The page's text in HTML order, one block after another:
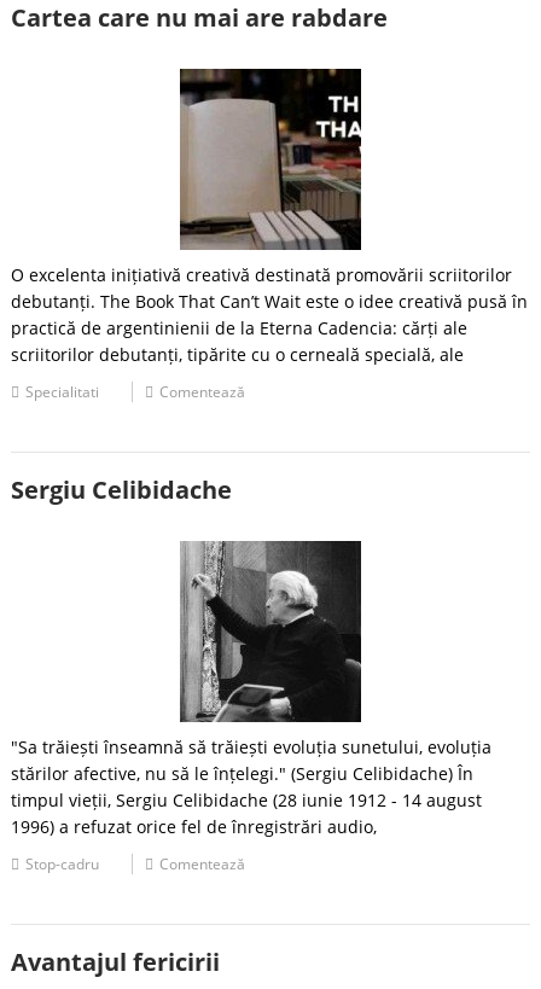
Cartea care nu mai are rabdare
O excelenta inițiativă creativă destinată promovării scriitorilor
debutanți. The Book That Can’t Wait este o idee creativă pusă în
practică de argentinienii de la Eterna Cadencia: cărți ale
scriitorilor debutanți, tipărite cu o cerneală specială, ale
Specialitati Comentează
Sergiu Celibidache
"Sa trăiești înseamnă să trăiești evoluția sunetului, evoluția
stărilor afective, nu să le înțelegi." (Sergiu Celibidache) În
timpul vieții, Sergiu Celibidache (28 iunie 1912 - 14 august
1996) a refuzat orice fel de înregistrări audio,
Stop-cadru Comentează
Avantajul fericirii